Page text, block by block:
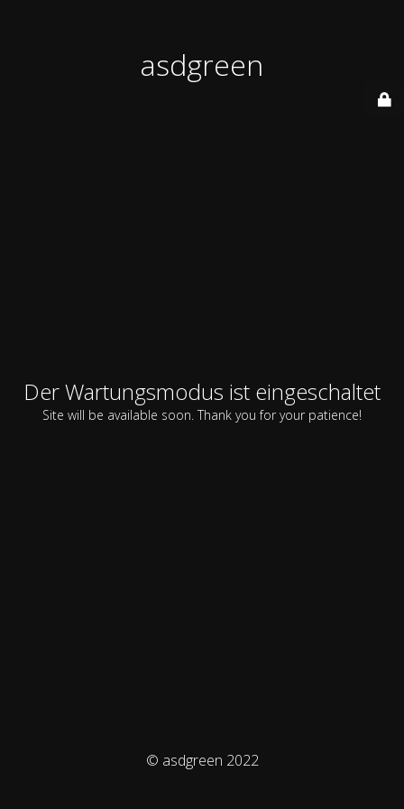
asdgreen
Der Wartungsmodus ist eingeschaltet
Site will be available soon. Thank you for your patience!
© asdgreen 2022